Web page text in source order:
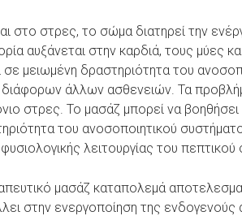
στο στρες, το σώμα διατηρεί την
αυξάνεται στην καρδιά, τους μύες
σε μειωμένη δραστηριότητα του
άλλων ασθενειών. Τα
στρες. Το μασάζ μπορεί να
του ανοσοποιητικού
λειτουργίας του πεπτικού
μασάζ καταπολεμά
στην ενεργοποίηση της